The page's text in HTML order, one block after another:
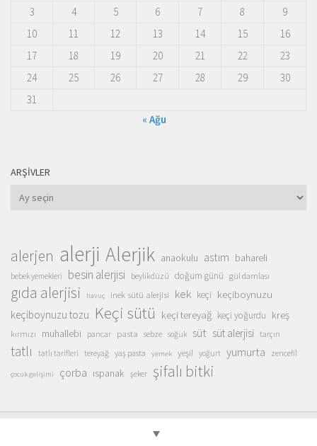
3
4 5 6 7 8
9
10
11 12 13 14 15
16
17
18 19 20 21 22
23
24
25 26 27 28 29
30
31
« Ağu
ARŞIVLER
Arşivler
alerjen alerji Alerjik anaokulu astım bahareli
bebek yemekleri besin alerjisi beylikdüzü doğum günü gül damlası
gıda alerjisi havuç inek sütü alerjisi kek keçi keçiboynuzu
keçiboynuzu tozu Keçi sütü keçi tereyağ keçi yoğurdu kreş
kırmızı muhallebi pancar pasta sebze soğuk süt süt alerjisi tarçın
tatlı tatlı tarifleri tereyağ yaş pasta yemek yeşil yoğurt yumurta zencefil
çocuk gelişimi çorba ıspanak şeker şifalı bitki